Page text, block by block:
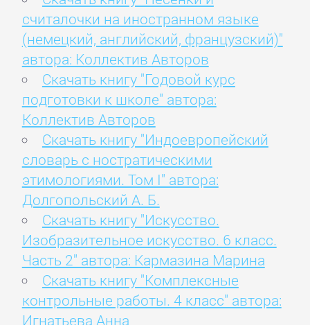
считалочки на иностранном языке
(немецкий, английский, французский)"
автора: Коллектив Авторов
Скачать книгу "Годовой курс
подготовки к школе" автора:
Коллектив Авторов
Скачать книгу "Индоевропейский
словарь с ностратическими
этимологиями. Том I" автора:
Долгопольский А. Б.
Скачать книгу "Искусство.
Изобразительное искусство. 6 класс.
Часть 2" автора: Кармазина Марина
Скачать книгу "Комплексные
контрольные работы. 4 класс" автора:
Игнатьева Анна